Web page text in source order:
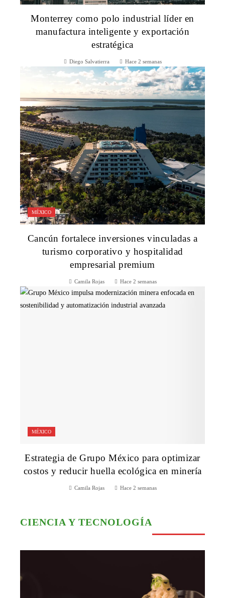
Monterrey como polo industrial líder en
manufactura inteligente y exportación
estratégica
Diego Salvatierra Hace 2 semanas
MÉXICO
Cancún fortalece inversiones vinculadas a
turismo corporativo y hospitalidad
empresarial premium
Camila Rojas Hace 2 semanas
MÉXICO
Estrategia de Grupo México para optimizar
costos y reducir huella ecológica en minería
Camila Rojas Hace 2 semanas
CIENCIA Y TECNOLOGÍA